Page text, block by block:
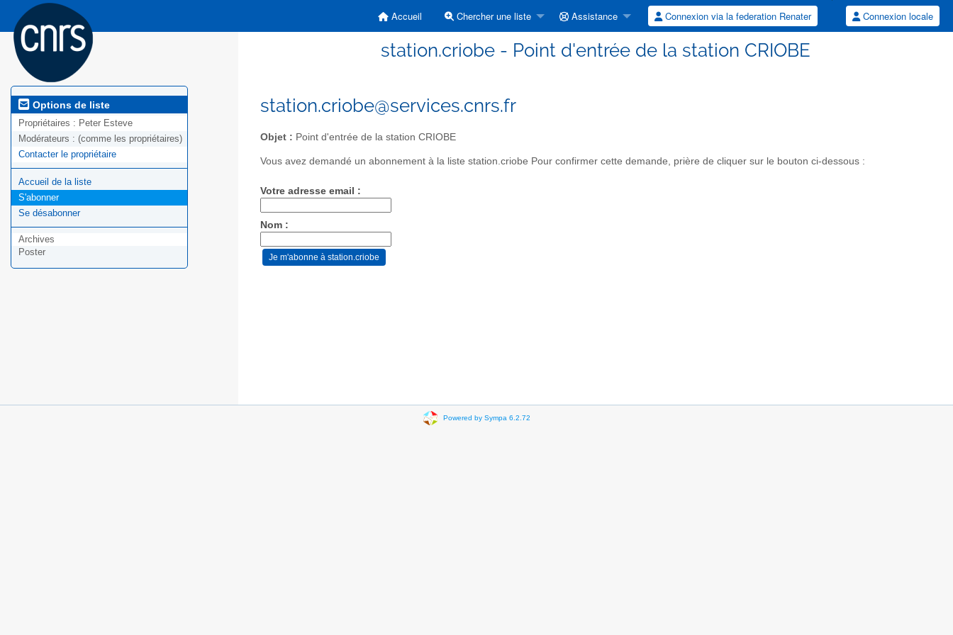
Accueil Chercher une liste Assistance Connexion via la federation Renater Connexion locale
station.criobe - Point d'entrée de la station CRIOBE
Options de liste
Propriétaires : Peter Esteve
Modérateurs : (comme les propriétaires)
Contacter le propriétaire
Accueil de la liste
S'abonner
Se désabonner
Archives
Poster
station.criobe@services.cnrs.fr
Objet : Point d'entrée de la station CRIOBE
Vous avez demandé un abonnement à la liste station.criobe Pour confirmer cette demande, prière de cliquer sur le bouton ci-dessous :
Votre adresse email :
Nom :
Powered by Sympa 6.2.72